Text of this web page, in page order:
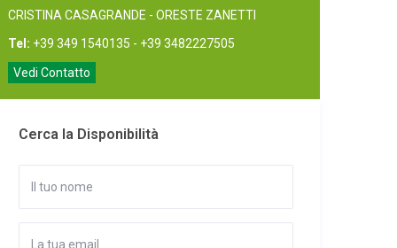
CRISTINA CASAGRANDE - ORESTE ZANETTI
Tel: +39 349 1540135 - +39 3482227505
Vedi Contatto
Cerca la Disponibilità